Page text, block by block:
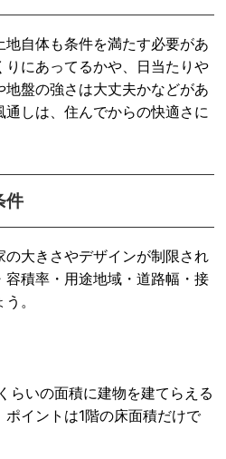
自体も条件を満たす必要があ
りにあってるかや、日当たりや
盤の強さは大丈夫かなどがあ
しは、住んでからの快適さに
大きさやデザインが制限され
容積率・用途地域・道路幅・接
。
らいの面積に建物を建てらえる
イントは1階の床面積だけで